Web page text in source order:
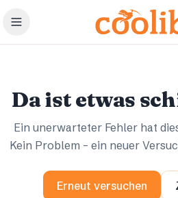
Zum Hauptinhalt springen
Da ist etwas
Ein unerwarteter Fehler hat
Kein Problem – ein neuer
Erneut versuchen